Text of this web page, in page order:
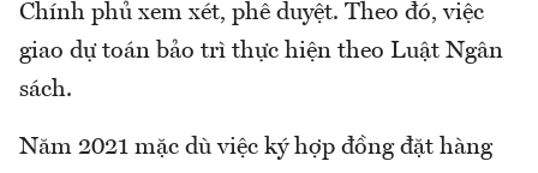
Chính phủ xem xét, phê duyệt. Theo đó, việc
giao dự toán bảo trì thực hiện theo Luật Ngân
sách.
Năm 2021 mặc dù việc ký hợp đồng đặt hàng